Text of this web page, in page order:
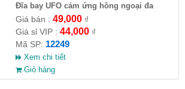
Đĩa bay UFO cảm ứng hồng ngoại đa
chiều tự động bay về
Giá bán : 49,000₫
Giá sỉ VIP : 44,000₫
Mã SP: 12249
Xem chi tiết
Giỏ hàng